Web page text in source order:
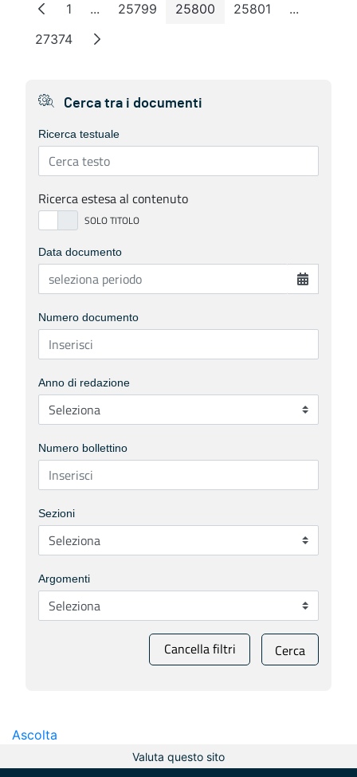
Pagina
1 ...Pagine intermedie
Pagina
25799 Pagina
25800 Pagina
25801 ...Pagine
Pagina
27374
Cerca tra i documenti
Ricerca testuale
Ricerca estesa al contenuto
Data documento
Numero documento
Anno di redazione
Numero bollettino
Sezioni
Argomenti
Cancella filtri Cerca
Ascolta
Valuta questo sito